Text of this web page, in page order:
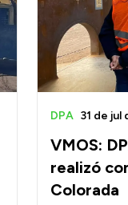
VMOS:
realizó
Colorada
DPA 31 de jul